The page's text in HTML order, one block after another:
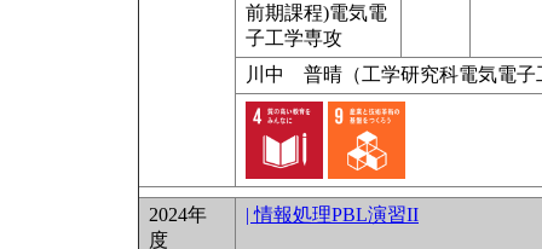
前期課程)電気電
子工学専攻
川中 普晴（工学研究科電気電子
2024年
度
| 情報処理PBL演習II